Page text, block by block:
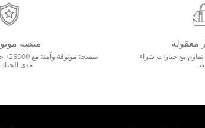
معقولة
مع خيارات شراء
منصة
مدى الحياة.